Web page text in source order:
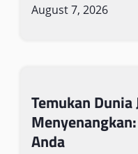
August 7, 2026
Temukan
Anda